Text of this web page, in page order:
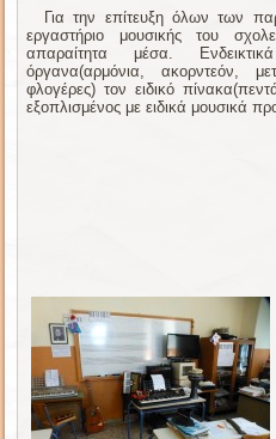
Για την επίτευξη όλων των
εργαστήριο μουσικής του
απαραίτητα μέσα.
όργανα(αρμόνια, ακορντεόν,
φλογέρες) τον ειδικό
εξοπλισμένος με ειδικά μουσικά